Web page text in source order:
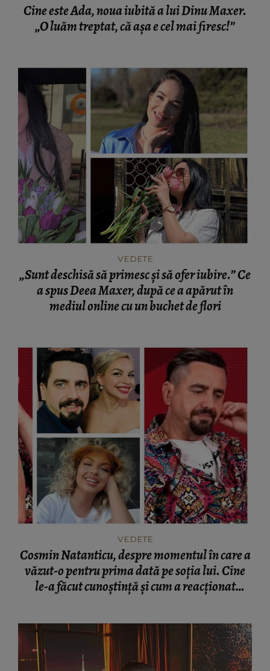
Cine este Ada, noua iubită a lui Dinu Maxer.
„O luăm treptat, că așa e cel mai firesc!”
VEDETE
„Sunt deschisă să primesc și să ofer iubire.” Ce
a spus Deea Maxer, după ce a apărut în
mediul online cu un buchet de flori
VEDETE
Cosmin Natanticu, despre momentul în care a
văzut-o pentru prima dată pe soția lui. Cine
le-a făcut cunoștință și cum a reacționat